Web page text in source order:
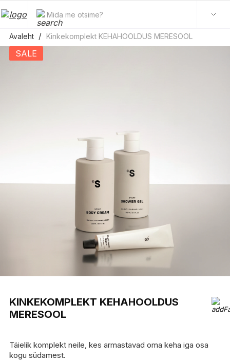
Mida me otsime?
Avaleht Kinkekomplekt KEHAHOOLDUS MERESOOL
SALE
KINKEKOMPLEKT KEHAHOOLDUS
MERESOOL
Täielik komplekt neile, kes armastavad oma keha iga osa
kogu südamest.